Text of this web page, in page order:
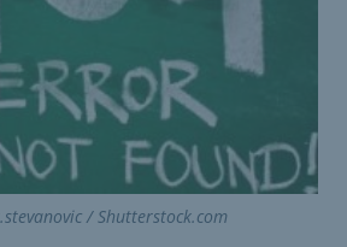
/ Shutterstock.com